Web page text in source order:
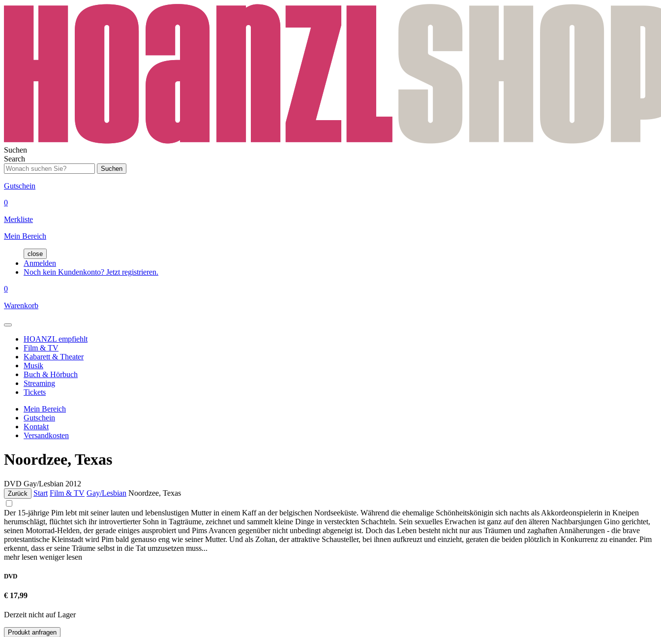
Suchen
Search
Suchen
Gutschein
0
Merkliste
Mein Bereich
close
Anmelden
Noch kein Kundenkonto? Jetzt registrieren.
0
Warenkorb
HOANZL empfiehlt
Film & TV
Kabarett & Theater
Musik
Buch & Hörbuch
Streaming
Tickets
Mein Bereich
Gutschein
Kontakt
Versandkosten
Noordzee, Texas
DVD Gay/Lesbian 2012
Zurück Start Film & TV Gay/Lesbian Noordzee, Texas
Der 15-jährige Pim lebt mit seiner lauten und lebenslustigen Mutter in einem Kaff an der belgischen Nordseeküste. Während die ehemalige Schönheitskönigin sich nachts als Akkordeonspielerin in Kneipen
herumschlägt, flüchtet sich ihr introvertierter Sohn in Tagträume, zeichnet und sammelt kleine Dinge in versteckten Schachteln. Sein sexuelles Erwachen ist ganz auf den älteren Nachbarsjungen Gino gerichtet,
seinen Motorrad-Helden, der gerade einiges ausprobiert und Pims Avancen gegenüber nicht unbedingt abgeneigt ist. Doch das Leben besteht nicht nur aus Träumen und zaghaften Annäherungen - die brave
protestantische Kleinstadt wird Pim bald genauso eng wie seiner Mutter. Und als Zoltan, der attraktive Schausteller, bei ihnen aufkreuzt und einzieht, geraten die beiden plötzlich in Konkurrenz zu einander. Pim
erkennt, dass er seine Träume selbst in die Tat umzusetzen muss...
mehr lesen weniger lesen
DVD
€ 17,99
Derzeit nicht auf Lager
Produkt anfragen